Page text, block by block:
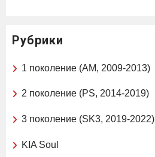
Рубрики
1 поколение (AM, 2009-2013)
2 поколение (PS, 2014-2019)
3 поколение (SK3, 2019-2022)
KIA Soul